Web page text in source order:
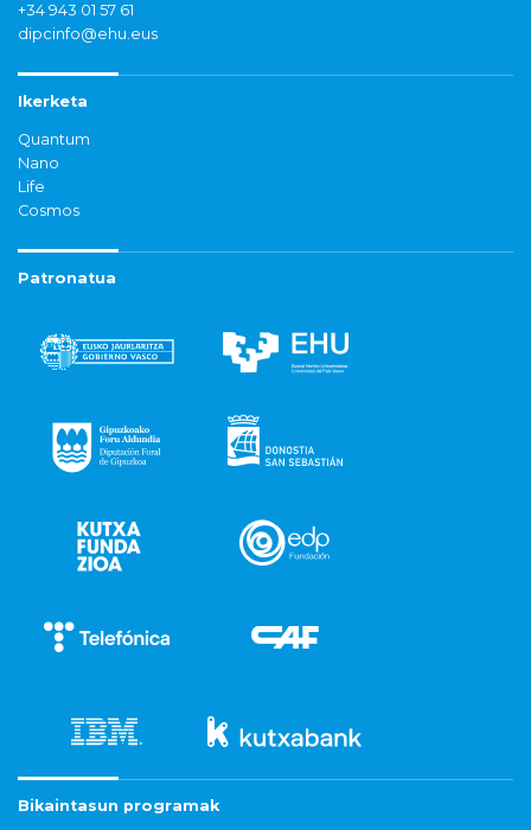
+34 943 01 57 61
dipcinfo@ehu.eus
Ikerketa
Quantum
Nano
Life
Cosmos
Patronatua
Bikaintasun programak